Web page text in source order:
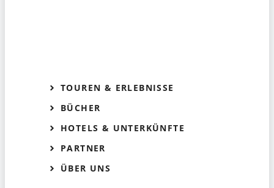
TOUREN & ERLEBNISSE
BÜCHER
HOTELS & UNTERKÜNFTE
PARTNER
ÜBER UNS